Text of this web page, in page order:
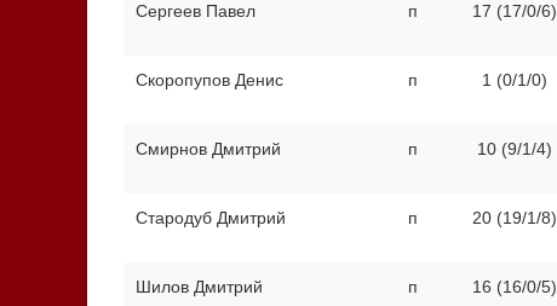
Сергеев Павел п 17 (17/0/6)
Скоропупов Денис п 1 (0/1/0)
Смирнов Дмитрий п 10 (9/1/4)
Стародуб Дмитрий п 20 (19/1/8)
Шилов Дмитрий п 16 (16/0/5)